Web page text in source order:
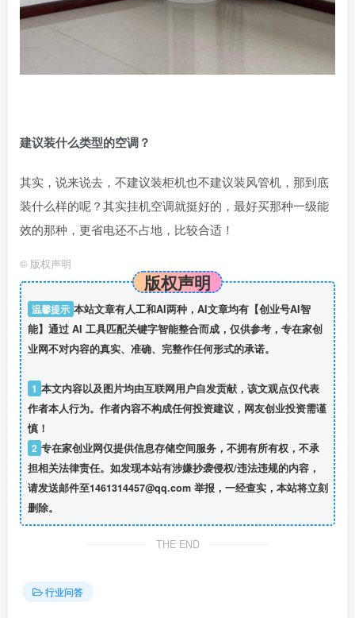
建议装什么类型的空调？
其实，说来说去，不建议装柜机也不建议装风管机，那到底
装什么样的呢？其实挂机空调就挺好的，最好买那种一级能
效的那种，更省电还不占地，比较合适！
© 版权声明
版权声明
温馨提示 本站文章有人工和AI两种，AI文章均有【创业号AI智
能】通过 AI 工具匹配关键字智能整合而成，仅供参考，专在家创
业网不对内容的真实、准确、完整作任何形式的承诺。
1 本文内容以及图片均由互联网用户自发贡献，该文观点仅代表
作者本人行为。作者内容不构成任何投资建议，网友创业投资需谨
慎！
2 专在家创业网仅提供信息存储空间服务，不拥有所有权，不承
担相关法律责任。如发现本站有涉嫌抄袭侵权/违法违规的内容，
请发送邮件至1461314457@qq.com 举报，一经查实，本站将立刻
删除。
THE END
行业问答